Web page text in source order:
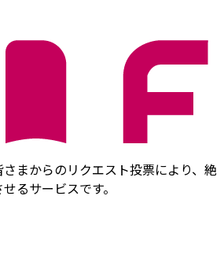
まからのリクエスト投票により、絶
るサービスです。